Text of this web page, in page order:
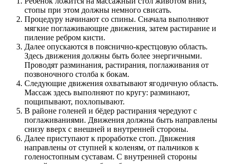
стопы при этом должны немного свисать.
Процедуру начинают со спины. Сначала выполняют
мягкие поглаживающие движения, затем растирание и
пиление ребром кисти.
Далее опускаются в пояснично-крестцовую область.
Здесь движения должны быть более энергичными.
Проводят разминания, растирания, поглаживания от
позвоночного столба к бокам.
Следующие движения охватывают ягодичную область.
Массаж здесь выполняют по кругу: разминают,
пощипывают, похлопывают.
В районе голеней и бёдер растирания чередуют с
поглаживаниями. Движения должны быть направлены
снизу вверх с внешней и внутренней стороны.
Далее приступают к проработке стоп. Движения
направлены от ступней к коленям, от пальчиков к
голеностопным суставам. С внутренней стороны